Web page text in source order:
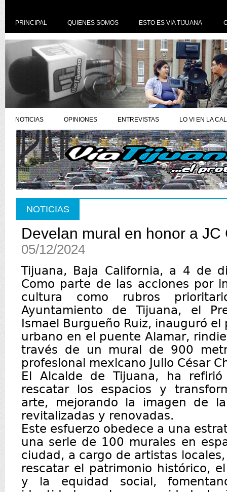
PRINCIPAL QUIENES SOMOS ESTO ES VIA TIJUANA
NOTICIAS OPINIONES ENTREVISTAS LO VI EN LA
NOTICIAS
Develan mural en honor a JC
05/12/2024
Tijuana, Baja California, a 4 de
Como parte de las acciones por
cultura como rubros
Ayuntamiento de Tijuana, el
Ismael Burgueño Ruiz, inauguró
urbano en el puente Alamar,
través de un mural de 900
profesional mexicano Julio César
El Alcalde de Tijuana, ha
rescatar los espacios y
arte, mejorando la imagen de
revitalizadas y renovadas.
Este esfuerzo obedece a una
una serie de 100 murales en
ciudad, a cargo de artistas
rescatar el patrimonio histórico,
y la equidad social,